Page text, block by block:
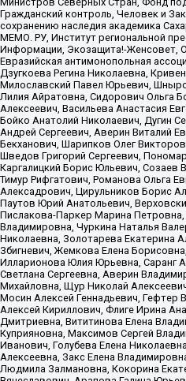
Гражданский контроль, Человек и
сохранению наследия академика
МЕМО. РУ, Институт региональной
Информации, Экозащита!-Женсовет,
Евразийская антимонопольная
Дзугкоева Регина Николаевна,
Милославский Павел Юрьевич,
Лилия Айратовна, Сидорович Ольга
Алексеевич, Васильева Анастасия
Бойко Анатолий Николаевич, Дугин
Андрей Сергеевич, Аверин Виталий
Бекханович, Шарипков Олег
Шведов Григорий Сергеевич,
Каргалицкий Борис Юльевич, Созаев
Тимур Рифгатович, Романова Ольга
Алексадрович, Цирульников Борис
Паутов Юрий Анатольевич,
Пислакова-Паркер Марина Петровна,
Владимировна, Чуркина Наталья
Николаевна, Золотарева Екатерина
Збигневич, Жемкова Елена
Илларионова Юлия Юрьевна, Саранг
Светлана Сергеевна, Аверин
Михайловна, Щур Николай
Мосин Алексей Геннадьевич, Гефтер
Алексей Кириллович, Флиге Ирина
Дмитриевна, Вититинова Елена
Куприяновна, Максимов Сергей
Иванович, Голубева Елена
Алексеевна, Закс Елена
Людмила Залмановна, Кокорина